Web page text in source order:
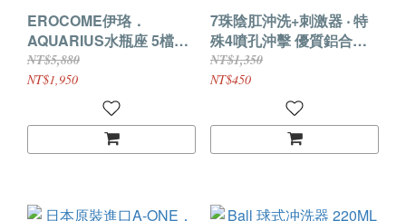
EROCOME伊珞．
AQUARIUS水瓶座 5檔防
逆流自動後庭清洗器
NT$5,880
NT$1,950
7珠陰肛沖洗+刺激器 ‧ 特
殊4噴孔沖擊 優質鋁合金
屬-男女通用
NT$1,350
NT$450